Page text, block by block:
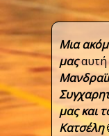
Μια
μας
μας και
Κατσέλη